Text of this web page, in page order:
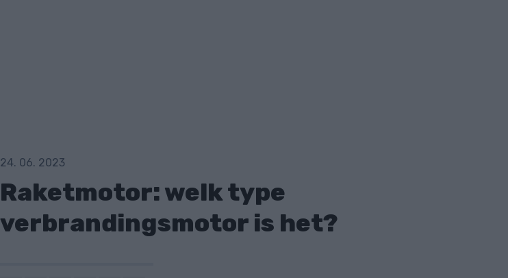
24. 06. 2023
Raketmotor: welk type
verbrandingsmotor is het?